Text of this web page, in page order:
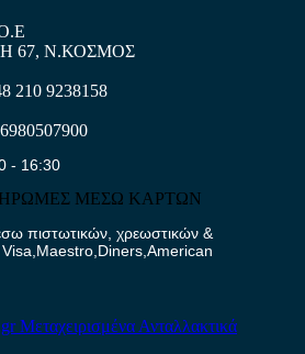
67, Ν.ΚΟΣΜΟΣ
210 9238158
- 16:30
ΜΕΣΩ ΚΑΡΤΩΝ
πιστωτικών, χρεωστικών &
Μεταχειρισμένα Ανταλλακτικά